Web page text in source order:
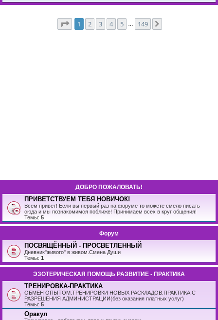
Страница1 из 149
1 2 3 4 5 149
ДОБРО ПОЖАЛОВАТЬ!
ПРИВЕТСТВУЕМ ТЕБЯ НОВИЧОК!
Всем привет! Если вы первый раз на форуме то можете смело писать
сюда и мы познакомимся поближе! Принимаем всех в круг общения!
Темы: 5
Форум
ПОСВЯЩЁННЫЙ - ПРОСВЕТЛЕННЫЙ
Дневник"живого" в живом.Смена Души
Темы: 1
ЭЗОТЕРИЧЕСКАЯ ПОМОЩЬ РАЗВИТИЕ - ПРАКТИКА
ТРЕНИРОВКА-ПРАКТИКА
ОБМЕН ОПЫТОМ.ТРЕНИРОВКИ НОВЫХ РАСКЛАДОВ.ПРАКТИКА С
РАЗРЕШЕНИЯ АДМИНИСТРАЦИИ(без оказания платных услуг)
Темы: 5
Оракул